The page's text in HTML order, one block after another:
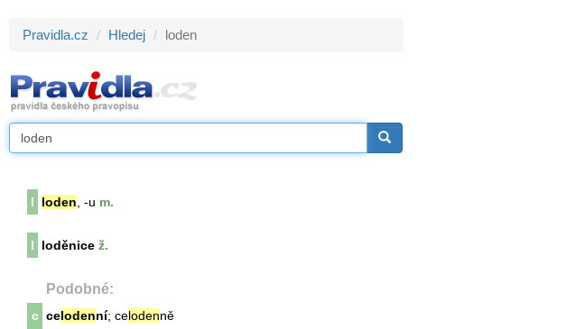
Pravidla.cz Hledej loden
l loden , -u m.
l loděnice ž.
Podobné:
c celodenní; celodenně